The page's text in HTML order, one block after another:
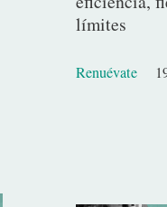
límites
Renuévate